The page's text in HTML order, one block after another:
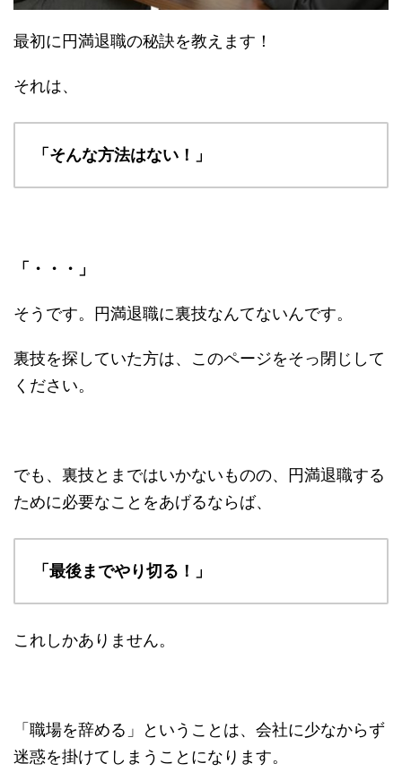
最初に円満退職の秘訣を教えます！
それは、
「そんな方法はない！」
「・・・」
そうです。円満退職に裏技なんてないんです。
裏技を探していた方は、このページをそっ閉じして
ください。
でも、裏技とまではいかないものの、円満退職する
ために必要なことをあげるならば、
「最後までやり切る！」
これしかありません。
「職場を辞める」ということは、会社に少なからず
迷惑を掛けてしまうことになります。